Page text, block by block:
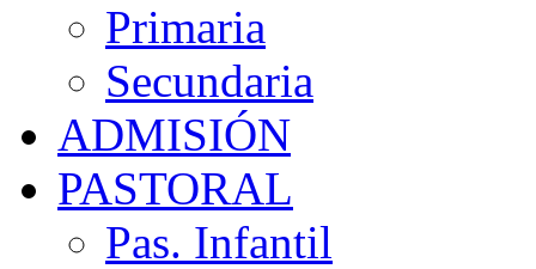
Primaria
Secundaria
ADMISIÓN
PASTORAL
Pas. Infantil